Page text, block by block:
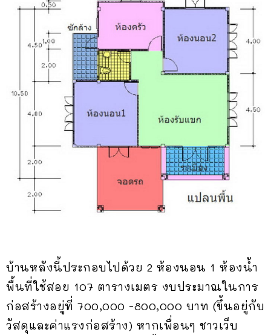
บ้านหลังนี้ประกอบไปด้วย 2 ห้องนอน 1 ห้องน้ำ
พื้นที่ใช้สอย 107 ตารางเมตร งบประมาณในการ
ก่อสร้างอยู่ที่ 700,000 -800,000 บาท (ขึ้นอยู่กับ
วัสดุและค่าแรงก่อสร้าง) หากเพื่อนๆ ชาวเว็บ